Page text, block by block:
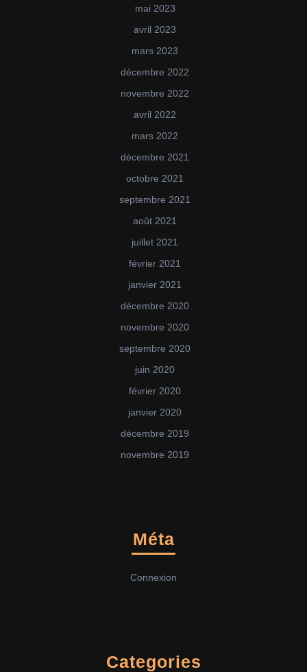
mai 2023
avril 2023
mars 2023
décembre 2022
novembre 2022
avril 2022
mars 2022
décembre 2021
octobre 2021
septembre 2021
août 2021
juillet 2021
février 2021
janvier 2021
décembre 2020
novembre 2020
septembre 2020
juin 2020
février 2020
janvier 2020
décembre 2019
novembre 2019
Méta
Connexion
Categories